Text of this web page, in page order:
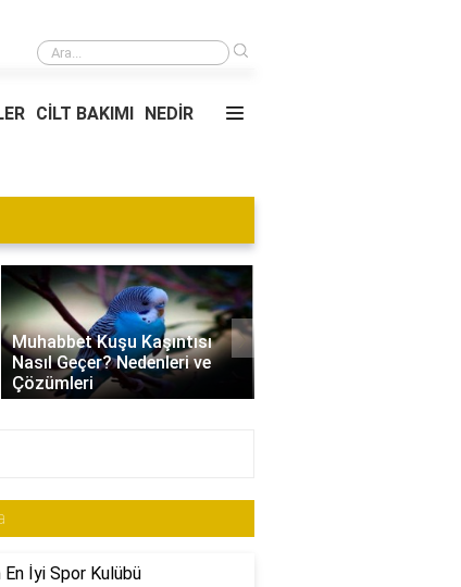
Çelik tava mı granit tava mı?
CİLT BAKIMI NEDİR
Edamame Nedir? Faydaları,
Tüketimi ve Tarif Önerileri
›
En İyi Spor Kulübü